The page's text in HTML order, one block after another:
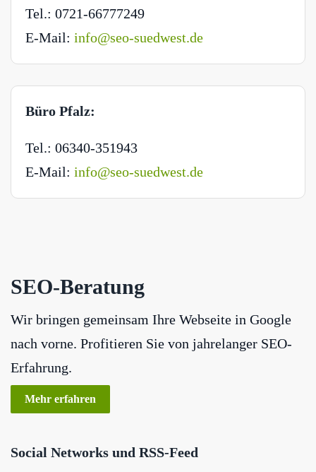
Tel.: 0721-66777249
E-Mail: info@seo-suedwest.de
Büro Pfalz:
Tel.: 06340-351943
E-Mail: info@seo-suedwest.de
SEO-Beratung
Wir bringen gemeinsam Ihre Webseite in Google
nach vorne. Profitieren Sie von jahrelanger SEO-
Erfahrung.
Mehr erfahren
Social Networks und RSS-Feed